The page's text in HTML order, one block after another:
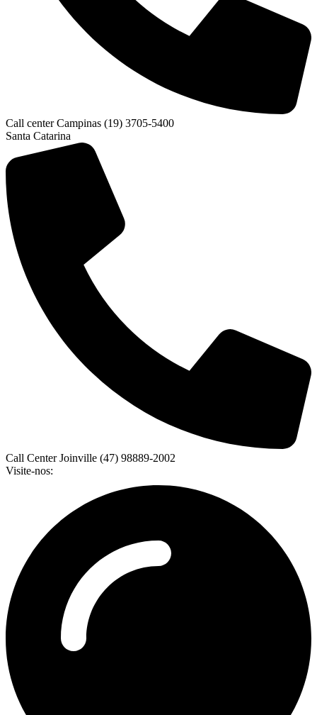
Call center Campinas (19) 3705-5400
Santa Catarina
Call Center Joinville (47) 98889-2002
Visite-nos: